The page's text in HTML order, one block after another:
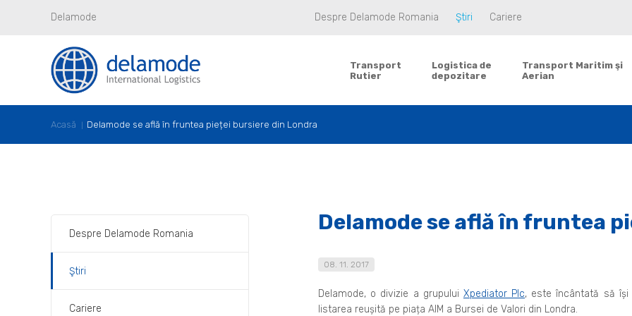
Delamode Despre Delamode Romania Ştiri Cariere
Transport
Rutier
Logistica de
depozitare
Transport Maritim şi
Aerian
Acasă Delamode se află în fruntea pieței bursiere din Londra
Despre Delamode Romania
Ştiri
Cariere
Delamode se află în fruntea
08. 11. 2017
Delamode, o divizie a grupului Xpediator Plc, este încântată să își
listarea reușită pe piața AIM a Bursei de Valori din Londra.